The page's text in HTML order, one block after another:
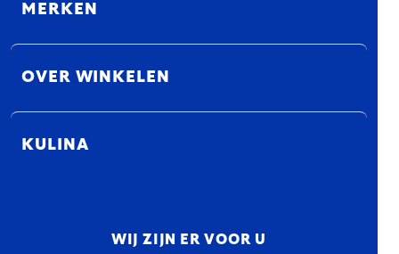
MERKEN
OVER WINKELEN
KULINA
WIJ ZIJN ER VOOR U